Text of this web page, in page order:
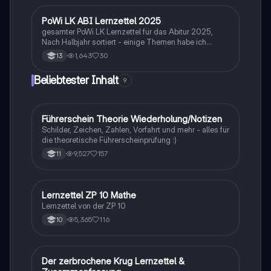
ihr Wissen vertiefen möchten.
Politische Bildung
PoWi LK ABI Lernzettel 2025
gesamter PoWi LK Lernzettel für das Abitur 2025,
Nach Halbjahr sortiert - einige Themen habe ich
verkürzt/weggelassen da ich mir sicher war dass sie
für mich nicht relevant sind :). Ich habe in der Klausur
13 1,643 30
Beliebtester Inhalt 9
Lerntipps
Führerschein Theorie Wiederholung/Notizen
Schilder, Zeichen, Zahlen, Vorfahrt und mehr - alles für
die theoretische Führerscheinprüfung :)
11 9,527 157
Mathe
Lernzettel ZP 10 Mathe
Lernzettel von der ZP 10
10 5,365 116
Deutsch
Der zerbrochene Krug Lernzettel &